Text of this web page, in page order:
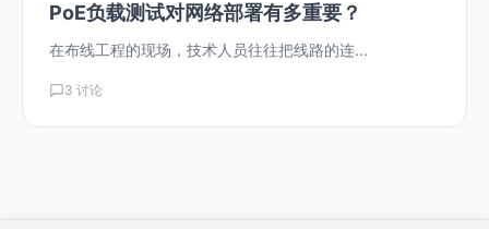
PoE负载测试对网络部署有多重要？
在布线工程的现场，技术人员往往把线路的连...
3 讨论